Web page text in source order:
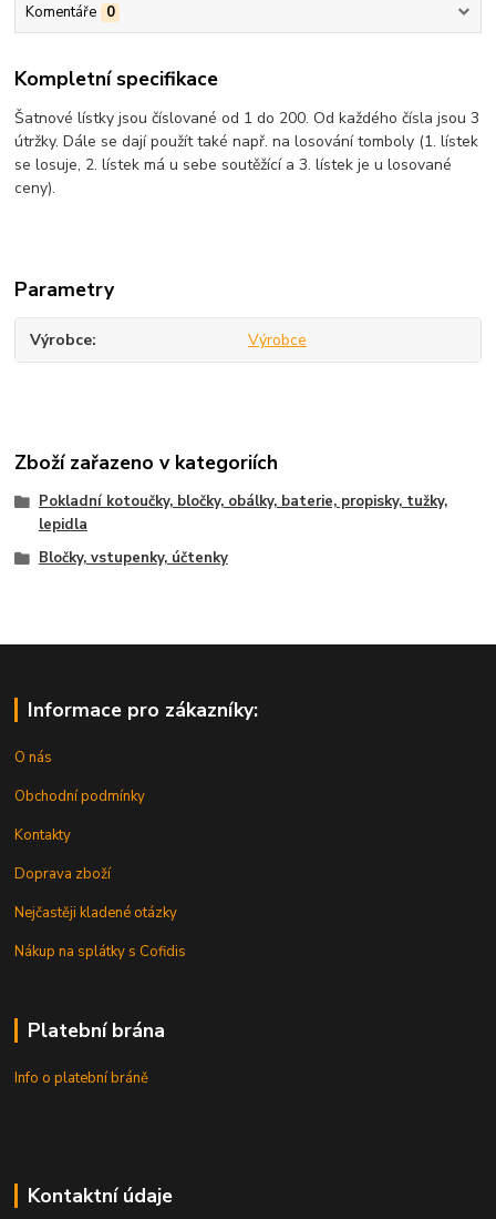
Komentáře 0
Kompletní specifikace
Šatnové lístky jsou číslované od 1 do 200. Od každého čísla jsou 3
útržky. Dále se dají použít také např. na losování tomboly (1. lístek
se losuje, 2. lístek má u sebe soutěžící a 3. lístek je u losované
ceny).
Parametry
Výrobce Výrobce
Zboží zařazeno v kategoriích
Pokladní kotoučky, bločky, obálky, baterie, propisky, tužky,
lepidla
Bločky, vstupenky, účtenky
Informace pro zákazníky:
O nás
Obchodní podmínky
Kontakty
Doprava zboží
Nejčastěji kladené otázky
Nákup na splátky s Cofidis
Platební brána
Info o platební bráně
Kontaktní údaje